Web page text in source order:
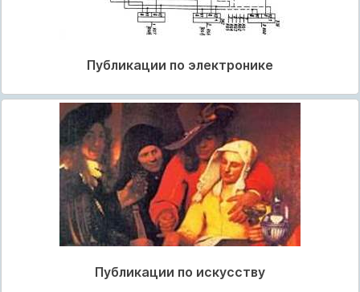
Публикации по электронике
Публикации по искусству